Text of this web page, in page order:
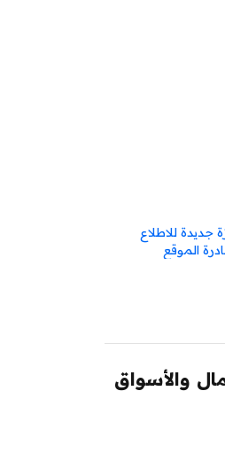
جديدة للاطلاع
الموقع
والأسواق